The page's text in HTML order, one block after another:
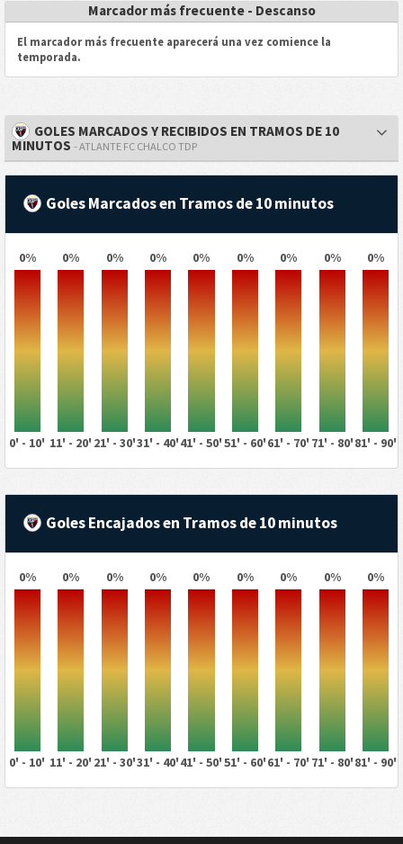
Marcador más frecuente - Descanso
El marcador más frecuente aparecerá una vez comience la
temporada.
GOLES MARCADOS Y RECIBIDOS EN TRAMOS DE 10
MINUTOS - ATLANTE FC CHALCO TDP
Goles Marcados en Tramos de 10 minutos
0% 0% 0% 0% 0% 0% 0% 0% 0%
0' - 10' 11' - 20' 21' - 30'31' - 40'41' - 50'51' - 60'61' - 70' 71' - 80'81' - 90'
Goles Encajados en Tramos de 10 minutos
0% 0% 0% 0% 0% 0% 0% 0% 0%
0' - 10' 11' - 20' 21' - 30'31' - 40'41' - 50'51' - 60'61' - 70' 71' - 80'81' - 90'